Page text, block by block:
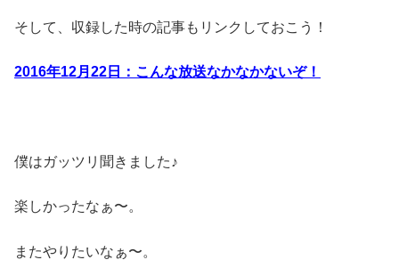
そして、収録した時の記事もリンクしておこう！
2016年12月22日：こんな放送なかなかないぞ！
僕はガッツリ聞きました♪
楽しかったなぁ〜。
またやりたいなぁ〜。